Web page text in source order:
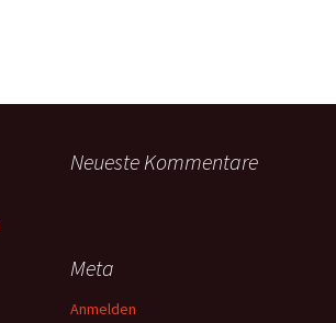
Bilder
Aktivitäten
Neueste Kommentare
Meta
Anmelden